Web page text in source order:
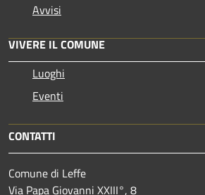
Avvisi
VIVERE IL COMUNE
Luoghi
Eventi
CONTATTI
Comune di Leffe
Via Papa Giovanni XXIII°, 8